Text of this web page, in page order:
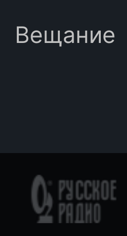
Вещание